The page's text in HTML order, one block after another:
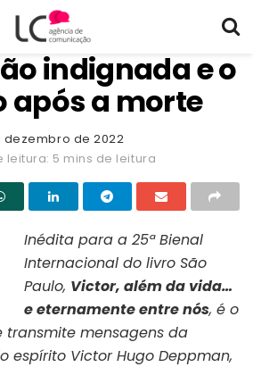
indignada e o
após a morte
dezembro de 2022
leitura: 5 mins de leitura
Inédita para a 25ª Bienal
Internacional do livro São
Paulo, Victor, além da vida…
e eternamente entre nós, é o
mensagens da
espírito Victor Hugo Deppman,